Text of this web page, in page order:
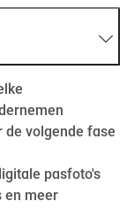
de volgende fase
pasfoto's
en meer